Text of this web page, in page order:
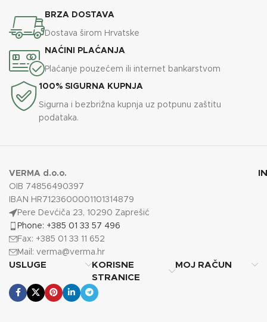
BRZA DOSTAVA
Dostava širom Hrvatske
NAĆINI PLAĆANJA
Plaćanje pouzećem ili internet bankarstvom
100% SIGURNA KUPNJA
Sigurna i bezbrižna kupnja uz potpunu zaštitu
podataka.
VERMA d.o.o.
OIB 74856490397
IBAN HR7123600001101314879
Pere Devćiča 23, 10290 Zaprešić
Phone: +385 01 33 57 496
Fax: +385 01 33 11 652
Mail: verma@verma.hr
USLUGE
KORISNE
STRANICE
MOJ RAČUN